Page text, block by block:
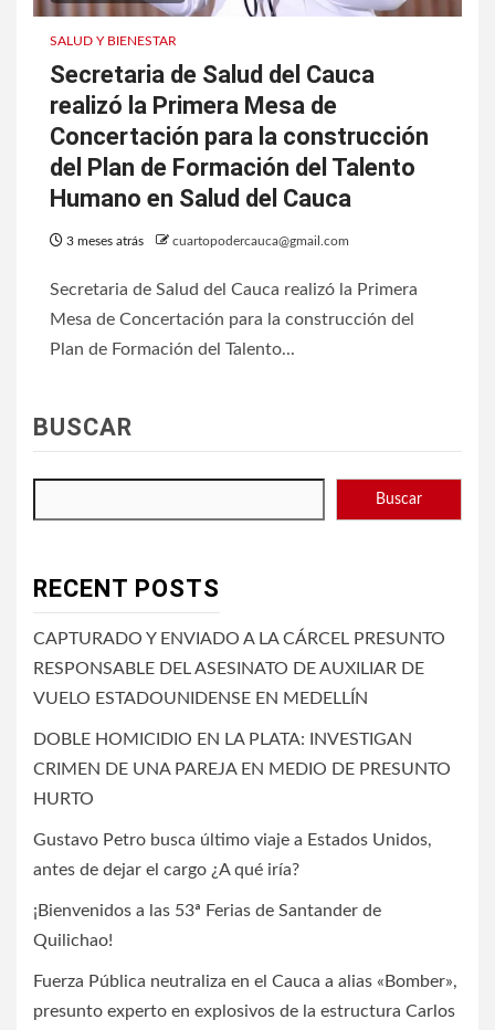
SALUD Y BIENESTAR
Secretaria de Salud del Cauca
realizó la Primera Mesa de
Concertación para la construcción
del Plan de Formación del Talento
Humano en Salud del Cauca
3 meses atrás cuartopodercauca@gmail.com
Secretaria de Salud del Cauca realizó la Primera
Mesa de Concertación para la construcción del
Plan de Formación del Talento...
BUSCAR
Buscar
RECENT POSTS
CAPTURADO Y ENVIADO A LA CÁRCEL PRESUNTO
RESPONSABLE DEL ASESINATO DE AUXILIAR DE
VUELO ESTADOUNIDENSE EN MEDELLÍN
DOBLE HOMICIDIO EN LA PLATA: INVESTIGAN
CRIMEN DE UNA PAREJA EN MEDIO DE PRESUNTO
HURTO
Gustavo Petro busca último viaje a Estados Unidos,
antes de dejar el cargo ¿A qué iría?
¡Bienvenidos a las 53ª Ferias de Santander de
Quilichao!
Fuerza Pública neutraliza en el Cauca a alias «Bomber»,
presunto experto en explosivos de la estructura Carlos